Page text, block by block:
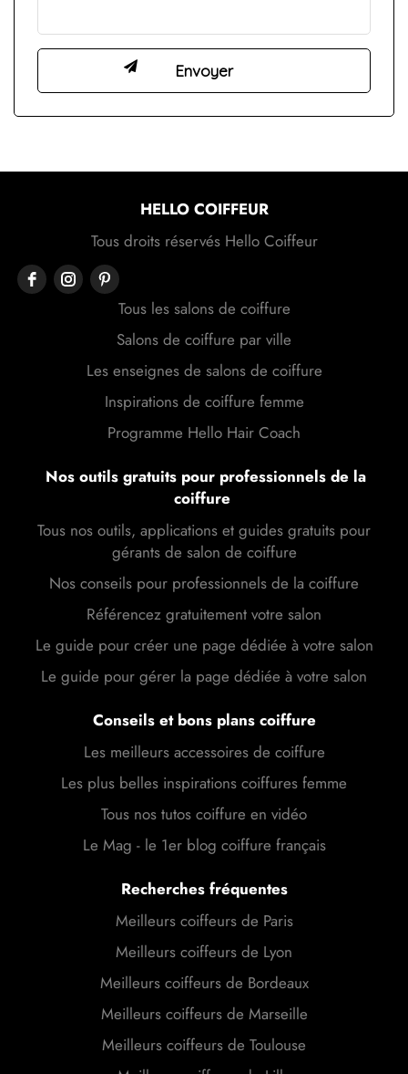
HELLO COIFFEUR
Tous droits réservés Hello Coiffeur
Tous les salons de coiffure
Salons de coiffure par ville
Les enseignes de salons de coiffure
Inspirations de coiffure femme
Programme Hello Hair Coach
Nos outils gratuits pour professionnels de la
coiffure
Tous nos outils, applications et guides gratuits pour
gérants de salon de coiffure
Nos conseils pour professionnels de la coiffure
Référencez gratuitement votre salon
Le guide pour créer une page dédiée à votre salon
Le guide pour gérer la page dédiée à votre salon
Conseils et bons plans coiffure
Les meilleurs accessoires de coiffure
Les plus belles inspirations coiffures femme
Tous nos tutos coiffure en vidéo
Le Mag - le 1er blog coiffure français
Recherches fréquentes
Meilleurs coiffeurs de Paris
Meilleurs coiffeurs de Lyon
Meilleurs coiffeurs de Bordeaux
Meilleurs coiffeurs de Marseille
Meilleurs coiffeurs de Toulouse